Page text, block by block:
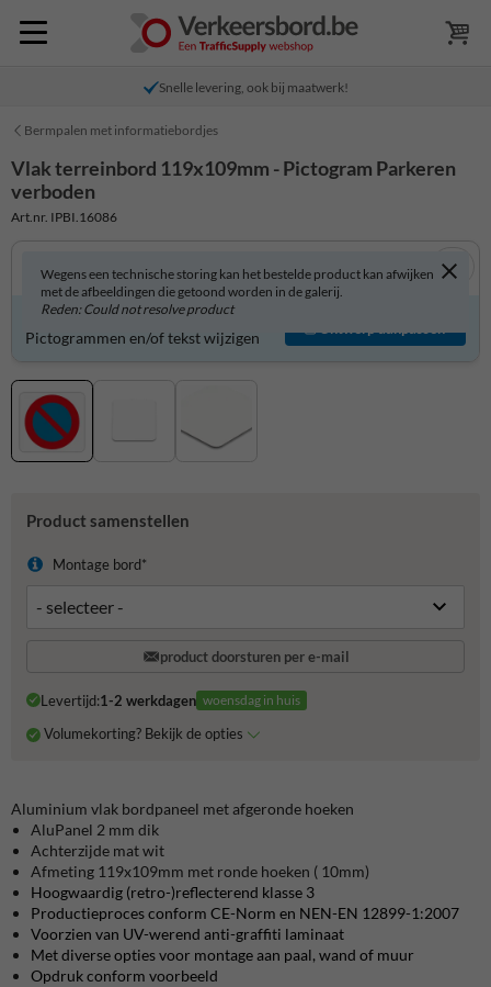
Snelle levering, ook bij maatwerk!
Bermpalen met informatiebordjes
Vlak terreinbord 119x109mm - Pictogram Parkeren
verboden
Art.nr. IPBI.16086
Wegens een technische storing kan het bestelde product kan afwijken
met de afbeeldingen die getoond worden in de galerij.
Reden: Could not resolve product
Product zelf aanpassen?
Pictogrammen en/of tekst wijzigen
Ontwerp aanpassen
Product samenstellen
Montage bord*
product doorsturen per e-mail
Levertijd:1-2 werkdagen woensdag in huis
Volumekorting? Bekijk de opties
Aluminium vlak bordpaneel met afgeronde hoeken
AluPanel 2 mm dik
Achterzijde mat wit
Afmeting 119x109mm met ronde hoeken ( 10mm)
Hoogwaardig (retro-)reflecterend klasse 3
Productieproces conform CE-Norm en NEN-EN 12899-1:2007
Voorzien van UV-werend anti-graffiti laminaat
Met diverse opties voor montage aan paal, wand of muur
Opdruk conform voorbeeld